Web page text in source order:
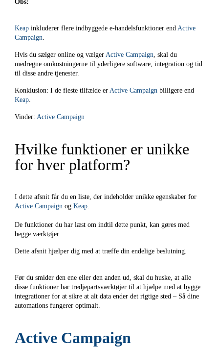
Obs:
Keap inkluderer flere indbyggede e-handelsfunktioner end Active
Campaign
Hvis du sælger online og vælger Active Campaign , skal du
medregne omkostningerne til yderligere software, integration og tid
til disse andre tjenester.
Konklusion: I de fleste tilfælde er Active Campaign billigere end
Keap
Vinder: Active Campaign
Hvilke funktioner er unikke
for hver platform?
I dette afsnit får du en liste, der indeholder unikke egenskaber for
Active Campaign og Keap
De funktioner du har læst om indtil dette punkt, kan gøres med
begge værktøjer.
Dette afsnit hjælper dig med at træffe din endelige beslutning.
Før du smider den ene eller den anden ud, skal du huske, at alle
disse funktioner har tredjepartsværktøjer til at hjælpe med at bygge
integrationer for at sikre at alt data ender det rigtige sted – Så dine
automations fungerer optimalt.
Active Campaign